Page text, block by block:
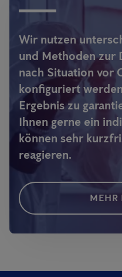
Wir nutzen
und Methoden zur
nach Situation vor
konfiguriert
Ergebnis zu
Ihnen gerne ein
können sehr
reagieren.
MEHR